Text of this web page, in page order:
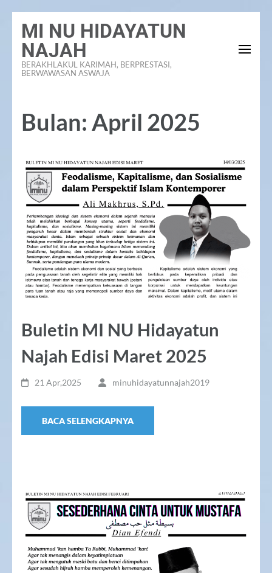
konten
(Tekan
MI NU HIDAYATUN
NAJAH
BERAKHLAKUL KARIMAH, BERPRESTASI,
BERWAWASAN ASWAJA
Bulan: April 2025
Buletin MI NU Hidayatun
Najah Edisi Maret 2025
21 Apr,2025 minuhidayatunnajah2019
BACA SELENGKAPNYA